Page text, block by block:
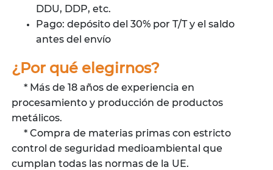
DDU, DDP, etc.
Pago: depósito del 30% por T/T y el saldo
antes del envío
¿Por qué elegirnos?
* Más de 18 años de experiencia en
procesamiento y producción de productos
metálicos.
* Compra de materias primas con estricto
control de seguridad medioambiental que
cumplan todas las normas de la UE.